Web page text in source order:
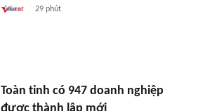
29 phút
Toàn tỉnh có 947 doanh nghiệp